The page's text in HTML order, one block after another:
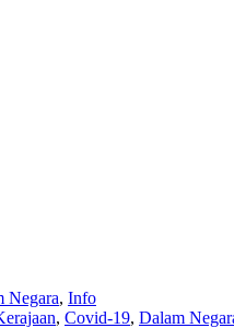
Negara, Info
, Covid-19, Dalam